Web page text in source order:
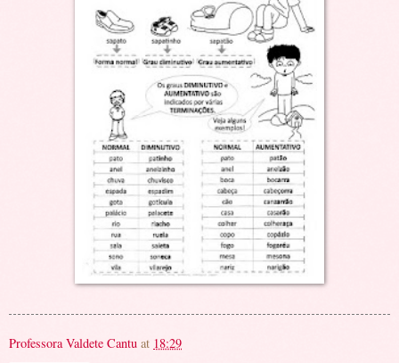
Professora Valdete Cantu at 18:29